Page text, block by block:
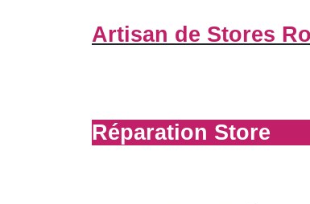
Artisan de Stores
Réparation Store